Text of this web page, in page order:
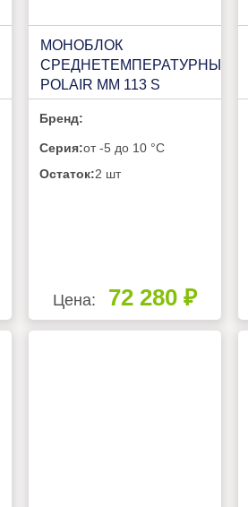
МОНОБЛОК
СРЕДНЕТЕМПЕРАТУРНЫЙ
POLAIR MM 113 S
GREEN (R290)
Бренд:
Серия:от -5 до 10 °C
Остаток:2 шт
Цена: 72 280 ₽